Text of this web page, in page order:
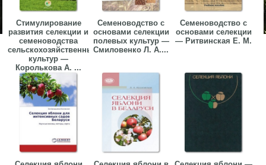
Стимулирование
развития селекции и
семеноводства
сельскохозяйственных
культур —
Королькова А. ...
Семеноводство с
основами селекции
полевых культур —
Смиловенко Л. А....
Семеноводство с
основами селекции
— Ритвинская Е. М.